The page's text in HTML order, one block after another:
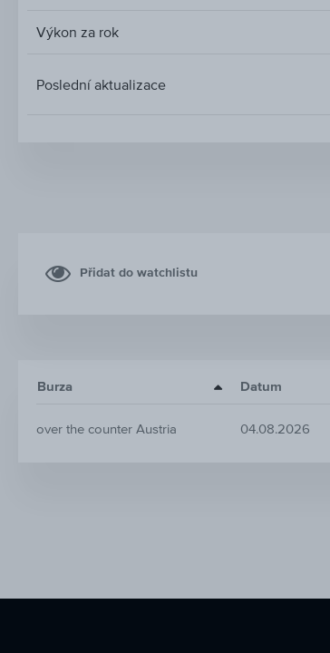
Výkon za rok
Poslední aktualizace
Přidat do watchlistu
Burza Datum
over the counter Austria 04.08.2026